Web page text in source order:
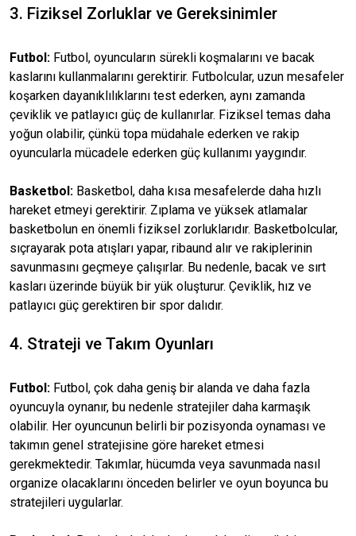
3. Fiziksel Zorluklar ve Gereksinimler
Futbol: Futbol, oyuncuların sürekli koşmalarını ve bacak
kaslarını kullanmalarını gerektirir. Futbolcular, uzun mesafeler
koşarken dayanıklılıklarını test ederken, aynı zamanda
çeviklik ve patlayıcı güç de kullanırlar. Fiziksel temas daha
yoğun olabilir, çünkü topa müdahale ederken ve rakip
oyuncularla mücadele ederken güç kullanımı yaygındır.
Basketbol: Basketbol, daha kısa mesafelerde daha hızlı
hareket etmeyi gerektirir. Zıplama ve yüksek atlamalar
basketbolun en önemli fiziksel zorluklarıdır. Basketbolcular,
sıçrayarak pota atışları yapar, ribaund alır ve rakiplerinin
savunmasını geçmeye çalışırlar. Bu nedenle, bacak ve sırt
kasları üzerinde büyük bir yük oluşturur. Çeviklik, hız ve
patlayıcı güç gerektiren bir spor dalıdır.
4. Strateji ve Takım Oyunları
Futbol: Futbol, çok daha geniş bir alanda ve daha fazla
oyuncuyla oynanır, bu nedenle stratejiler daha karmaşık
olabilir. Her oyuncunun belirli bir pozisyonda oynaması ve
takımın genel stratejisine göre hareket etmesi
gerekmektedir. Takımlar, hücumda veya savunmada nasıl
organize olacaklarını önceden belirler ve oyun boyunca bu
stratejileri uygularlar.